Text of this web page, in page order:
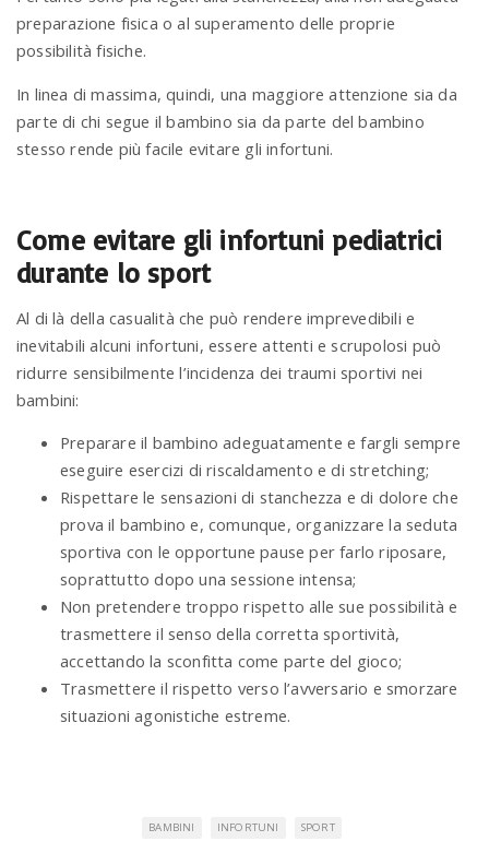
preparazione fisica o al superamento delle proprie
possibilità fisiche.
In linea di massima, quindi, una maggiore attenzione sia da
parte di chi segue il bambino sia da parte del bambino
stesso rende più facile evitare gli infortuni.
Come evitare gli infortuni pediatrici
durante lo sport
Al di là della casualità che può rendere imprevedibili e
inevitabili alcuni infortuni, essere attenti e scrupolosi può
ridurre sensibilmente l’incidenza dei traumi sportivi nei
bambini:
Preparare il bambino adeguatamente e fargli sempre
eseguire esercizi di riscaldamento e di stretching;
Rispettare le sensazioni di stanchezza e di dolore che
prova il bambino e, comunque, organizzare la seduta
sportiva con le opportune pause per farlo riposare,
soprattutto dopo una sessione intensa;
Non pretendere troppo rispetto alle sue possibilità e
trasmettere il senso della corretta sportività,
accettando la sconfitta come parte del gioco;
Trasmettere il rispetto verso l’avversario e smorzare
situazioni agonistiche estreme.
BAMBINI INFORTUNI SPORT